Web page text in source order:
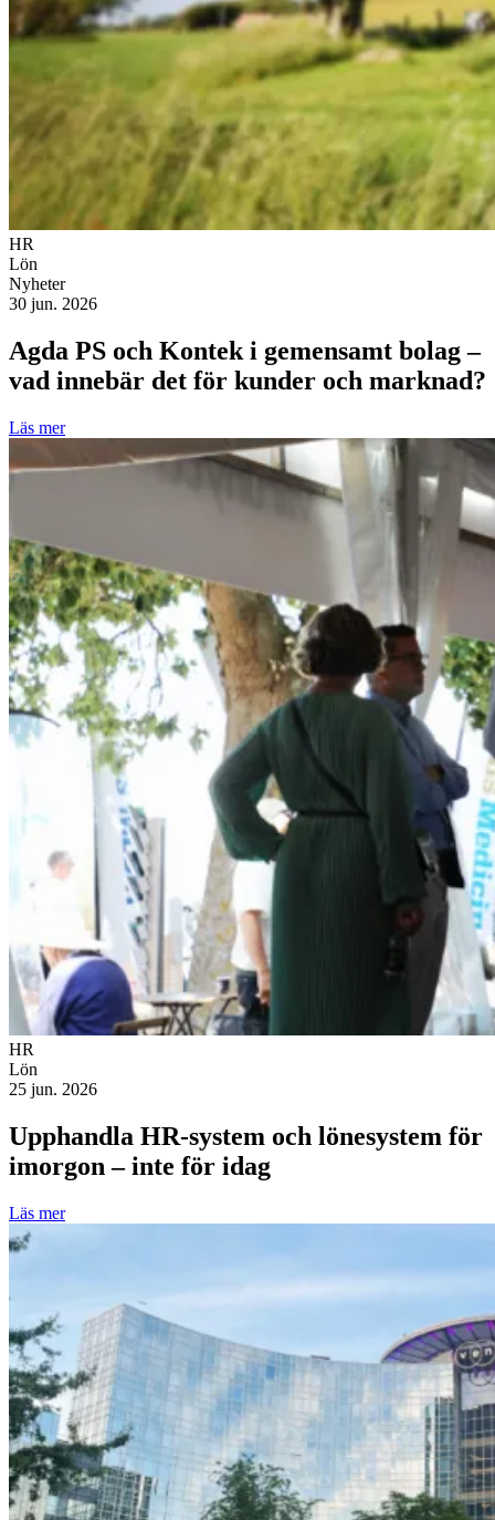
HR
Lön
Nyheter
30 jun. 2026
Agda PS och Kontek i gemensamt bolag –
vad innebär det för kunder och marknad?
Läs mer
HR
Lön
25 jun. 2026
Upphandla HR-system och lönesystem för
imorgon – inte för idag
Läs mer